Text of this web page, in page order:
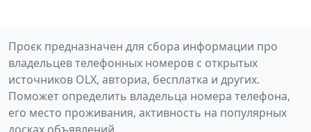
Проєк предназначен для сбора информации про
владельцев телефонных номеров с открытых
источников OLX, авториа, бесплатка и других.
Поможет определить владельца номера телефона,
его место проживания, активность на популярных